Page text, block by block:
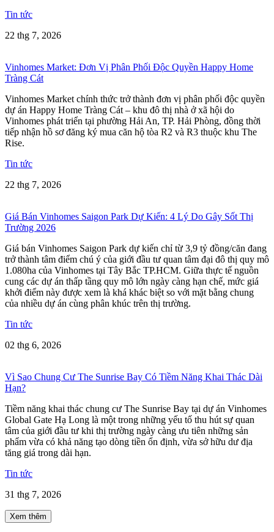
Tin tức
22 thg 7, 2026
Vinhomes Market: Đơn Vị Phân Phối Độc Quyền Happy Home
Tràng Cát
Vinhomes Market chính thức trở thành đơn vị phân phối độc quyền
dự án Happy Home Tràng Cát – khu đô thị nhà ở xã hội do
Vinhomes phát triển tại phường Hải An, TP. Hải Phòng, đồng thời
tiếp nhận hồ sơ đăng ký mua căn hộ tòa R2 và R3 thuộc khu The
Rise.
Tin tức
22 thg 7, 2026
Giá Bán Vinhomes Saigon Park Dự Kiến: 4 Lý Do Gây Sốt Thị
Trường 2026
Giá bán Vinhomes Saigon Park dự kiến chỉ từ 3,9 tỷ đồng/căn đang
trở thành tâm điểm chú ý của giới đầu tư quan tâm đại đô thị quy mô
1.080ha của Vinhomes tại Tây Bắc TP.HCM. Giữa thực tế nguồn
cung các dự án thấp tầng quy mô lớn ngày càng hạn chế, mức giá
khởi điểm này được xem là khá khác biệt so với mặt bằng chung
của nhiều dự án cùng phân khúc trên thị trường.
Tin tức
02 thg 6, 2026
Vì Sao Chung Cư The Sunrise Bay Có Tiềm Năng Khai Thác Dài
Hạn?
Tiềm năng khai thác chung cư The Sunrise Bay tại dự án Vinhomes
Global Gate Hạ Long là một trong những yếu tố thu hút sự quan
tâm của giới đầu tư khi thị trường ngày càng ưu tiên những sản
phẩm vừa có khả năng tạo dòng tiền ổn định, vừa sở hữu dư địa
tăng giá trong dài hạn.
Tin tức
31 thg 7, 2026
Xem thêm